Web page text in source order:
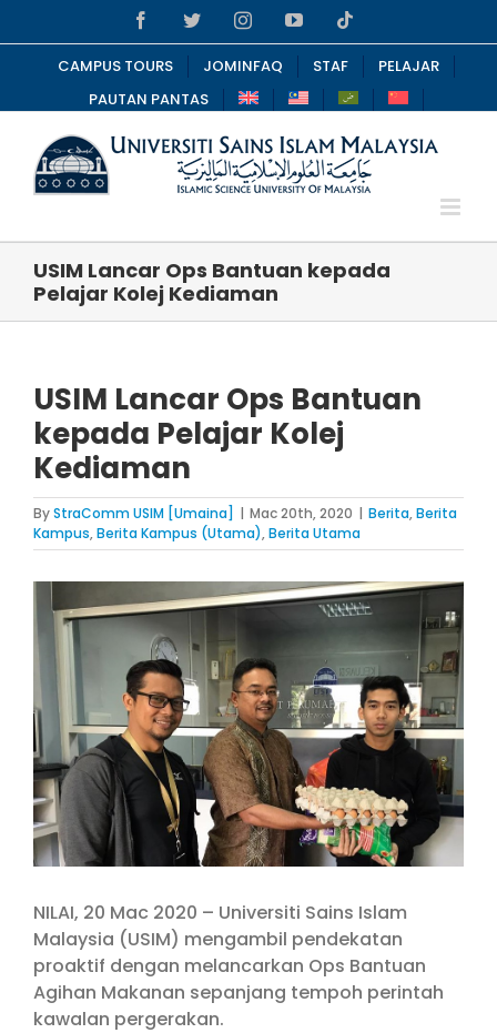
to
content
FacebookTwitterInstagramYouTube
CAMPUS TOURS JOMINFAQ STAF
PELAJAR
PAUTAN PANTAS
USIM Lancar Ops Bantuan kepada
Pelajar Kolej Kediaman
USIM Lancar Ops Bantuan
kepada Pelajar Kolej
Kediaman
ByStraComm USIM [Umaina] | Mac 20th, 2020 | Berita,Berita
Kampus,Berita Kampus (Utama),Berita Utama
View
Larger
Image
NILAI, 20 Mac 2020 – Universiti Sains Islam
Malaysia (USIM) mengambil pendekatan
proaktif dengan melancarkan Ops Bantuan
Agihan Makanan sepanjang tempoh perintah
kawalan pergerakan.